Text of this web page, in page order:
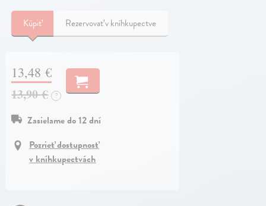
Kúpiť Rezervovať v kníhkupectve
13,48 €
13,90 € ?
Zasielame do 12 dní
Pozrieť dostupnosť
v kníhkupectvách